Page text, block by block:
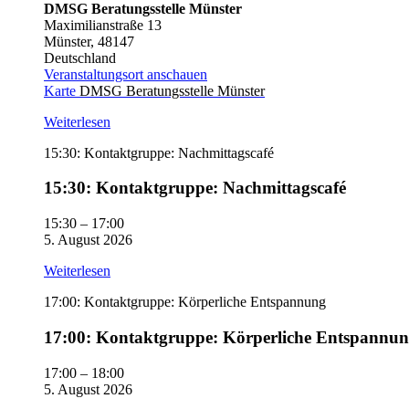
DMSG Beratungsstelle Münster
Maximilianstraße 13
Münster, 48147
Deutschland
Veranstaltungsort anschauen
Karte DMSG Beratungsstelle Münster
Weiterlesen
15:30: Kontaktgruppe: Nachmittagscafé
15:30: Kontaktgruppe: Nachmittagscafé
15:30 – 17:00
5. August 2026
Weiterlesen
17:00: Kontaktgruppe: Körperliche Entspannung
17:00: Kontaktgruppe: Körperliche
17:00 – 18:00
5. August 2026